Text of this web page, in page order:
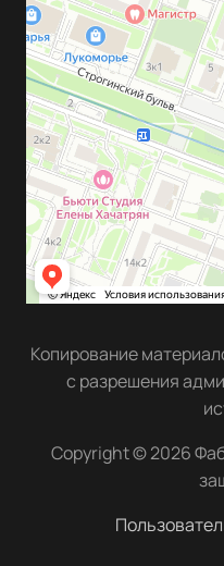
Копирование
с разрешения
Copyright © 2026